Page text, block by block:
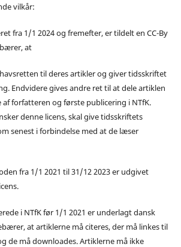
vilkår:
fra 1/1 2024 og fremefter, er tildelt en CC-By
at
til deres artikler og giver tidsskriftet
Endvidere gives andre ret til at dele artiklen
af forfatteren og første publicering i NTfK.
denne licens, skal give tidsskriftets
senest i forbindelse med at de læser
fra 1/1 2021 til 31/12 2023 er udgivet
i NTfK før 1/1 2021 er underlagt dansk
at artiklerne må citeres, der må linkes til
de må downloades. Artiklerne må ikke